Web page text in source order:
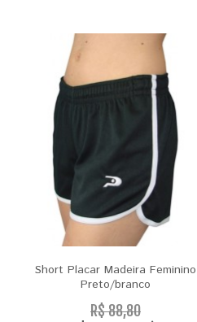
Short Placar Madeira Feminino
Preto/branco
R$ 88,80